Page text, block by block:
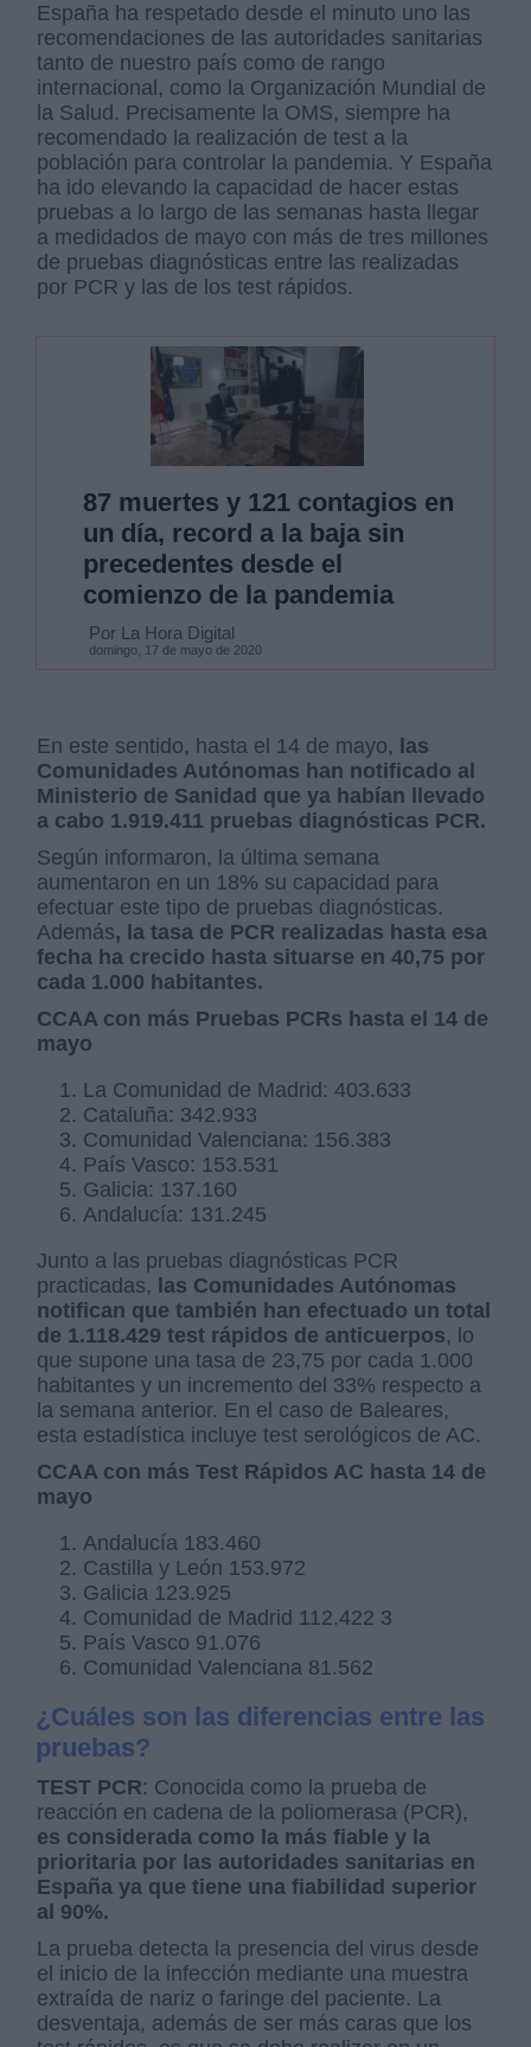
España ha respetado desde el minuto uno las
recomendaciones de las autoridades sanitarias
tanto de nuestro país como de rango
internacional, como la Organización Mundial de
la Salud. Precisamente la OMS, siempre ha
recomendado la realización de test a la
población para controlar la pandemia. Y España
ha ido elevando la capacidad de hacer estas
pruebas a lo largo de las semanas hasta llegar
a medidados de mayo con más de tres millones
de pruebas diagnósticas entre las realizadas
por PCR y las de los test rápidos.
87 muertes y 121 contagios en
un día, record a la baja sin
precedentes desde el
comienzo de la pandemia
Por La Hora Digital
domingo, 17 de mayo de 2020
En este sentido, hasta el 14 de mayo,
las
Comunidades Autónomas han notificado al
Ministerio de Sanidad que ya habían llevado
a cabo 1.919.411 pruebas diagnósticas PCR.
Según informaron, la última semana
aumentaron en un 18% su capacidad para
efectuar este tipo de pruebas diagnósticas.
Además, la tasa de PCR realizadas hasta esa
fecha ha crecido hasta situarse en 40,75 por
cada 1.000 habitantes.
CCAA con más Pruebas PCRs hasta el 14 de
mayo
La Comunidad de Madrid: 403.633
Cataluña: 342.933
Comunidad Valenciana: 156.383
País Vasco: 153.531
Galicia: 137.160
Andalucía: 131.245
Junto a las pruebas diagnósticas PCR
practicadas,
las Comunidades Autónomas
notifican que también han efectuado un total
de 1.118.429 test rápidos de anticuerpos, lo
que supone una tasa de 23,75 por cada 1.000
habitantes y un incremento del 33% respecto a
la semana anterior. En el caso de Baleares,
esta estadística incluye test serológicos de AC.
CCAA con más Test Rápidos AC hasta 14 de
mayo
Andalucía 183.460
Castilla y León 153.972
Galicia 123.925
Comunidad de Madrid 112.422 3
País Vasco 91.076
Comunidad Valenciana 81.562
¿Cuáles son las diferencias entre las
pruebas?
TEST PCR: Conocida como la prueba de
reacción en cadena de la poliomerasa (PCR),
es considerada como la más fiable y la
prioritaria por las autoridades sanitarias en
España ya que tiene una fiabilidad superior
al 90%.
La prueba detecta la presencia del virus desde
el inicio de la infección mediante una muestra
extraída de nariz o faringe del paciente. La
desventaja, además de ser más caras que los